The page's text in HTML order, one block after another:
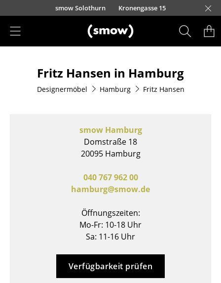
Direkt zum Inhaltsmow Solothurn Kronengasse 15
Sitzmöbel
Esszimmerstühle
Freischwinger
Bänke & Liegen
Fritz Hansen in Hamburg
Designermöbel Hamburg Fritz Hansen
smow Hamburg
Domstraße 18
20095 Hamburg
040 767 962 00
hamburg@smow.de
Öffnungszeiten:
Mo-Fr: 10-18 Uhr
Sa: 11-16 Uhr
Verfügbarkeit prüfen